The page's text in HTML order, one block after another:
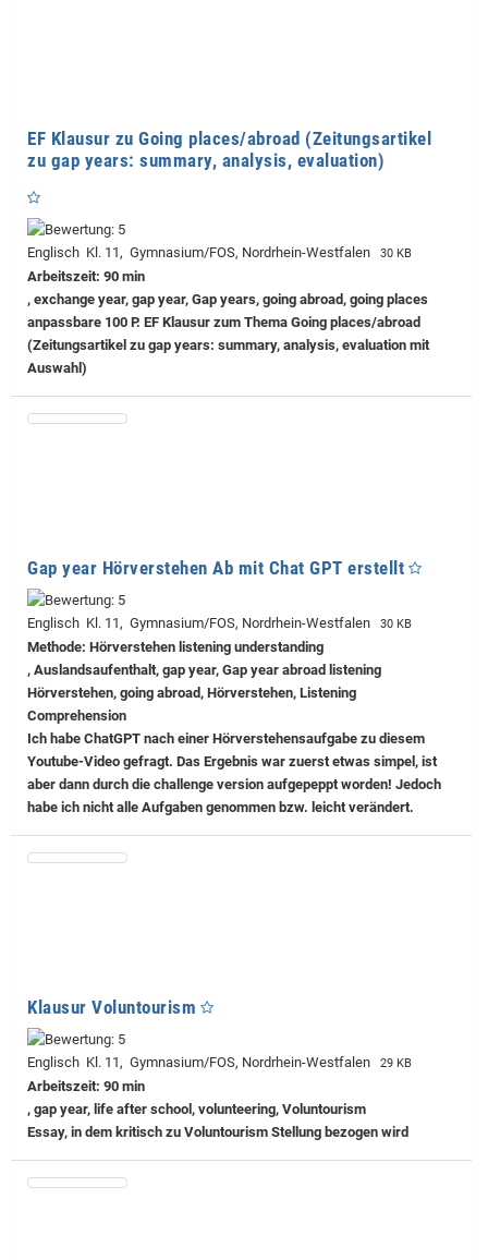
EF Klausur zu Going places/abroad (Zeitungsartikel
zu gap years: summary, analysis, evaluation)
Englisch Kl. 11, Gymnasium/FOS, Nordrhein-Westfalen 30 KB
Arbeitszeit: 90 min
, exchange year, gap year, Gap years, going abroad, going places
anpassbare 100 P. EF Klausur zum Thema Going places/abroad
(Zeitungsartikel zu gap years: summary, analysis, evaluation mit
Auswahl)
Gap year Hörverstehen Ab mit Chat GPT erstellt
Englisch Kl. 11, Gymnasium/FOS, Nordrhein-Westfalen 30 KB
Methode: Hörverstehen listening understanding
, Auslandsaufenthalt, gap year, Gap year abroad listening
Hörverstehen, going abroad, Hörverstehen, Listening
Comprehension
Ich habe ChatGPT nach einer Hörverstehensaufgabe zu diesem
Youtube-Video gefragt. Das Ergebnis war zuerst etwas simpel, ist
aber dann durch die challenge version aufgepeppt worden! Jedoch
habe ich nicht alle Aufgaben genommen bzw. leicht verändert.
Klausur Voluntourism
Englisch Kl. 11, Gymnasium/FOS, Nordrhein-Westfalen 29 KB
Arbeitszeit: 90 min
, gap year, life after school, volunteering, Voluntourism
Essay, in dem kritisch zu Voluntourism Stellung bezogen wird